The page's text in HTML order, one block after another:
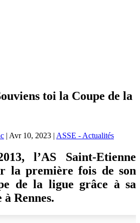
toi la Coupe de la
| Avr 10, 2023 | ASSE - Actualités
l’AS Saint-Etienne
la première fois de son
de la ligue grâce à sa
Rennes.